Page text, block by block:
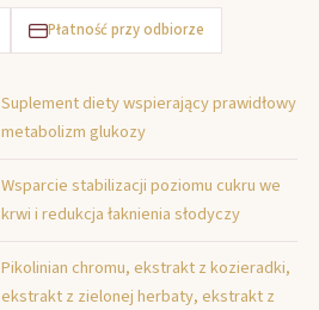
Płatność przy odbiorze
Suplement diety wspierający prawidłowy
metabolizm glukozy
Wsparcie stabilizacji poziomu cukru we
krwi i redukcja łaknienia słodyczy
Pikolinian chromu, ekstrakt z kozieradki,
ekstrakt z zielonej herbaty, ekstrakt z